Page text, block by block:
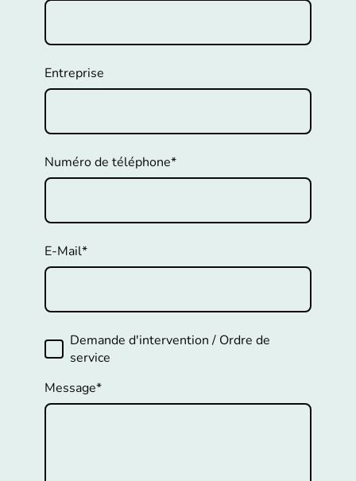
Entreprise
Numéro de téléphone*
E-Mail*
Demande d'intervention / Ordre de
service
Message*